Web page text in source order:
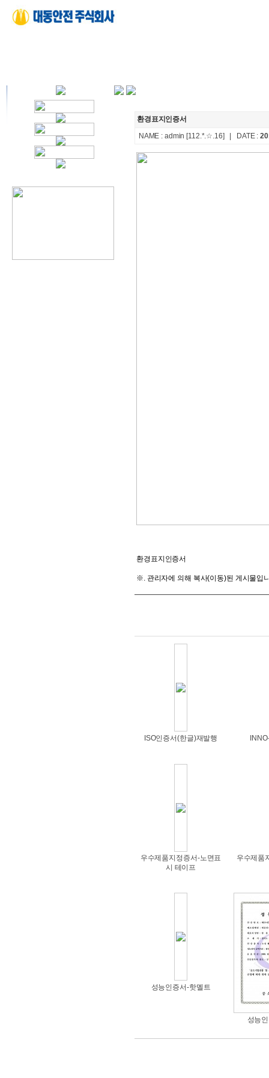
환경표지인증서
NAME : admin [112.*.☆.16] | DATE :
환경표지인증서
※. 관리자에 의해 복사(이동)된 게시물입
ISO인증서(한글)재발행
우수제품지정증서-노면표
시 테이프
우수제품
성능인증서-핫멜트
성능